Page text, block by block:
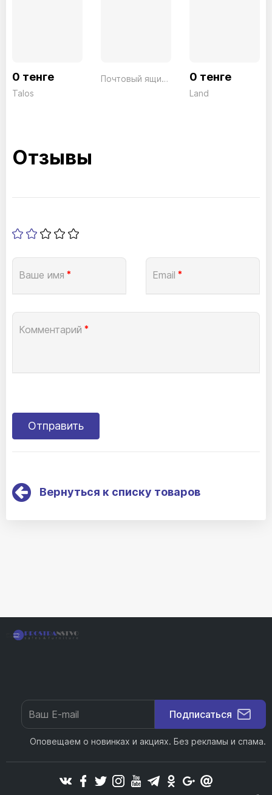
0 тенге
Talos
Почтовый ящик Jornal 5867 SI 0 тенге
Land
Отзывы
Ваше имя * Email *
Комментарий *
Вернуться к списку товаров
Подписаться
Оповещаем о новинках и акциях. Без рекламы и спама.